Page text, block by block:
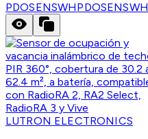
PDOSENSWHPDOSENSWH
LUTRON ELECTRONICS